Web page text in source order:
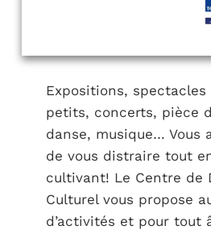
Expositions,
petits, concerts, pièce
danse, musique… Vous
de vous distraire tout
cultivant! Le Centre de
Culturel vous propose
d’activités et pour tout